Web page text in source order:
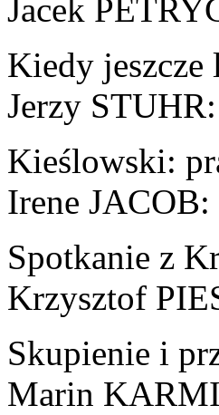
Jacek
Kiedy
Jerzy STUHR:
Kieślowski:
Irene JACOB:
Spotkanie z
Krzysztof
Skupienie i
Marin